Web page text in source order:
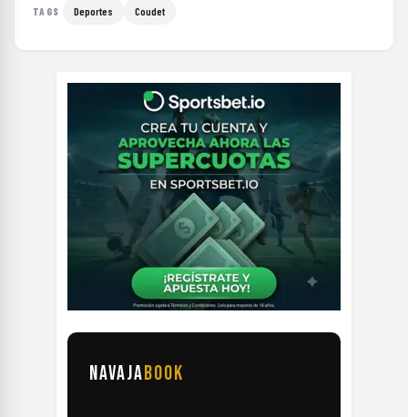
TAGS Deportes Coudet
NAVAJABOOK